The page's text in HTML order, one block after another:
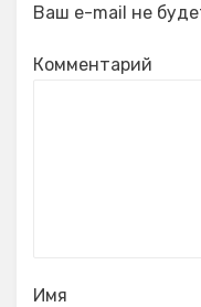
Ваш e-mail не
Комментарий
Имя